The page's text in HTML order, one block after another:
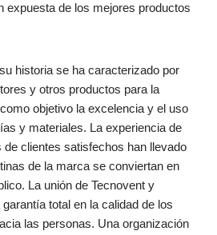
expuesta de los mejores productos
historia se ha caracterizado por
y otros productos para la
objetivo la excelencia y el uso
y materiales. La experiencia de
clientes satisfechos han llevado
de la marca se conviertan en
La unión de Tecnovent y
total en la calidad de los
las personas. Una organización